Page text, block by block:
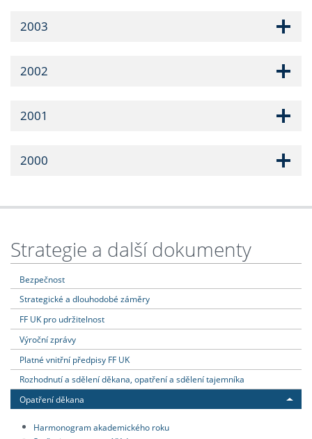
2003
2002
2001
2000
Strategie a další dokumenty
Bezpečnost
Strategické a dlouhodobé záměry
FF UK pro udržitelnost
Výroční zprávy
Platné vnitřní předpisy FF UK
Rozhodnutí a sdělení děkana, opatření a sdělení tajemníka
Opatření děkana
Harmonogram akademického roku